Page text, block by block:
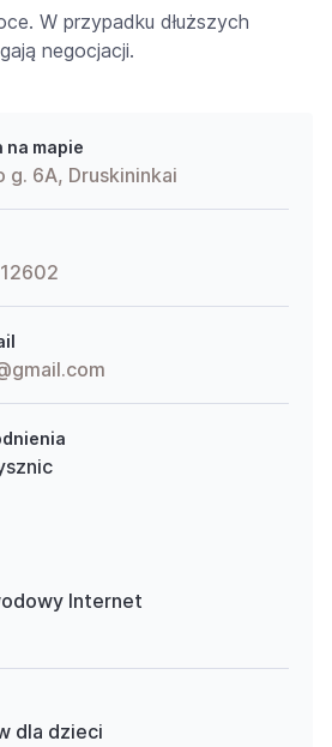
W przypadku dłuższych
negocjacji.
na mapie
g. 6A, Druskininkai
Internet
dla dzieci